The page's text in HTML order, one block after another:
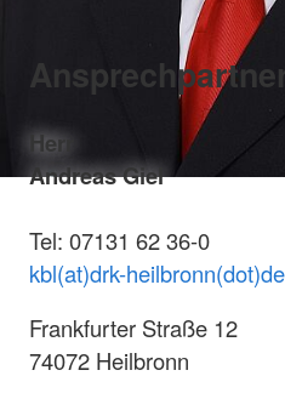
Herr
Andreas Giel
Tel: 07131 62 36-0
kbl(at)drk-heilbronn(dot)de
Frankfurter Straße 12
74072 Heilbronn